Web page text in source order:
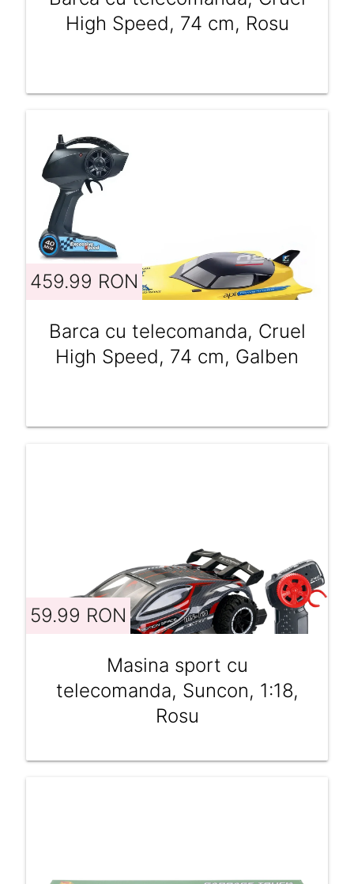
High Speed, 74 cm, Rosu
459.99 RON
Barca cu telecomanda, Cruel
High Speed, 74 cm, Galben
59.99 RON
Masina sport cu
telecomanda, Suncon, 1:18,
Rosu